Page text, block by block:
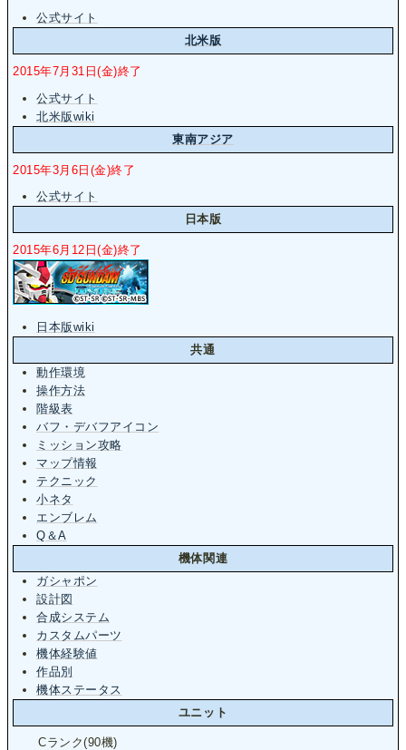
公式サイト
北米版
2015年7月31日(金)終了
公式サイト
北米版wiki
東南アジア
2015年3月6日(金)終了
公式サイト
日本版
2015年6月12日(金)終了
日本版wiki
共通
動作環境
操作方法
階級表
バフ・デバフアイコン
ミッション攻略
マップ情報
テクニック
小ネタ
エンブレム
Q＆A
機体関連
ガシャポン
設計図
合成システム
カスタムパーツ
機体経験値
作品別
機体ステータス
ユニット
Cランク(90機)